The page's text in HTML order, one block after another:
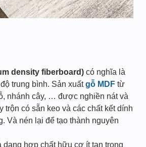
density fiberboard) có nghĩa là
trung bình. Sản xuấtgỗ MDF từ
nhánh cây, … được nghiền nát và
trộn có sẵn keo và các chất kết dính
Và nén lại để tạo thành nguyên
dạng hợp chất hữu cơ ít tan trong